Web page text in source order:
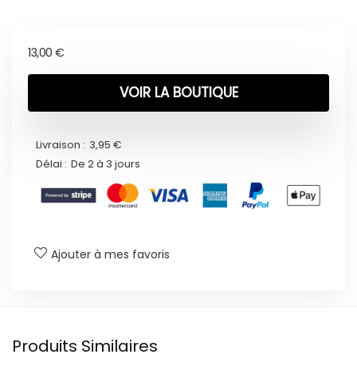
13,00 €
VOIR LA BOUTIQUE
Livraison : 3,95 €
Délai : De 2 à 3 jours
Ajouter à mes favoris
Produits Similaires